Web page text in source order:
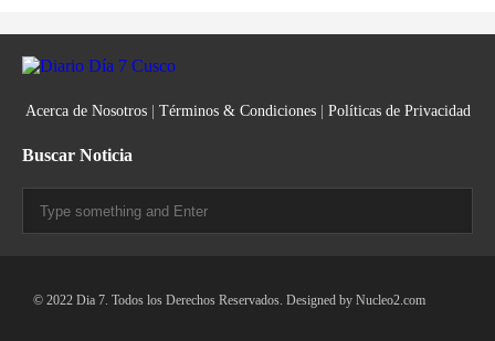
Acerca de Nosotros| Términos & Condiciones| Políticas de Privacidad
Buscar Noticia
© 2022 Dia 7. Todos los Derechos Reservados. Designed by Nucleo2.com